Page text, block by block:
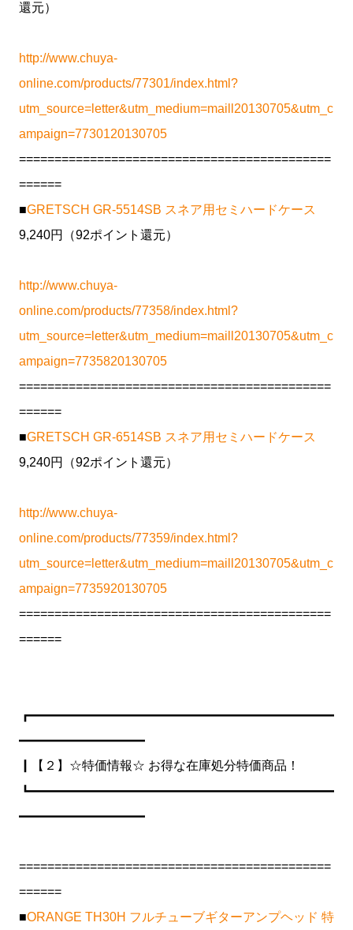
還元）
http://www.chuya-
online.com/products/77301/index.html?
utm_source=letter&utm_medium=maill20130705&utm_c
ampaign=7730120130705
============================================
======
■GRETSCH GR-5514SB スネア用セミハードケース
9,240円（92ポイント還元）
http://www.chuya-
online.com/products/77358/index.html?
utm_source=letter&utm_medium=maill20130705&utm_c
ampaign=7735820130705
============================================
======
■GRETSCH GR-6514SB スネア用セミハードケース
9,240円（92ポイント還元）
http://www.chuya-
online.com/products/77359/index.html?
utm_source=letter&utm_medium=maill20130705&utm_c
ampaign=7735920130705
============================================
======
┏━━━━━━━━━━━━━━━━━━━━━━━━
━━━━━━━━━━
┃【２】☆特価情報☆ お得な在庫処分特価商品！
┗━━━━━━━━━━━━━━━━━━━━━━━━
━━━━━━━━━━
============================================
======
■ORANGE TH30H フルチューブギターアンプヘッド 特